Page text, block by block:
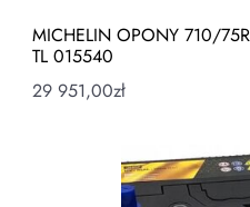
MICHELIN OPONY 710/
TL 015540
29 951,00zł